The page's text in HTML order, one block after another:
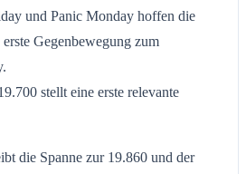
und Panic Monday hoffen die
Gegenbewegung zum
stellt eine erste relevante
die Spanne zur 19.860 und der